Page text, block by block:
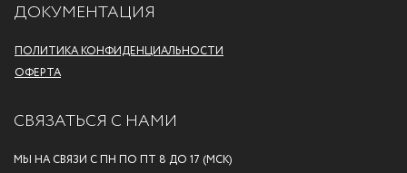
СВЯЗАТЬСЯ С НАМИ
МЫ НА СВЯЗИ С ПН ПО ПТ 8 ДО 17 (МСК)
ПОЛИТИКА КОНФИДЕНЦИАЛЬНОСТИ
ОФЕРТА
ДОКУМЕНТАЦИЯ